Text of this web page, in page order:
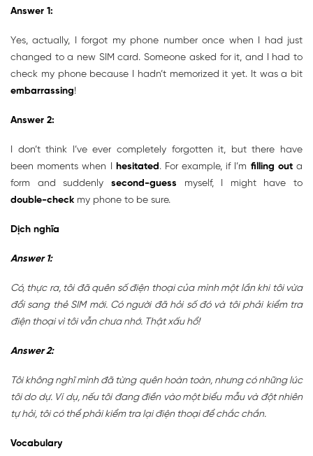
Answer 1:
Yes, actually, I forgot my phone number once when I had just
changed to a new SIM card. Someone asked for it, and I had to
check my phone because I hadn’t memorized it yet. It was a bit
embarrassing!
Answer 2:
I don’t think I’ve ever completely forgotten it, but there have
been moments when I
hesitated. For example, if I’m filling outa
form and suddenly second-guess myself, I might have to
double-check my phone to be sure.
Dịch nghĩa
Answer 1:
Có, thực ra, tôi đã quên số điện thoại của mình một lần khi tôi vừa
đổi sang thẻ SIM mới. Có người đã hỏi số đó và tôi phải kiểm tra
điện thoại vì tôi vẫn chưa nhớ. Thật xấu hổ!
Answer 2:
Tôi không nghĩ mình đã từng quên hoàn toàn, nhưng có những lúc
tôi do dự. Ví dụ, nếu tôi đang điền vào một biểu mẫu và đột nhiên
tự hỏi, tôi có thể phải kiểm tra lại điện thoại để chắc chắn.
Vocabulary